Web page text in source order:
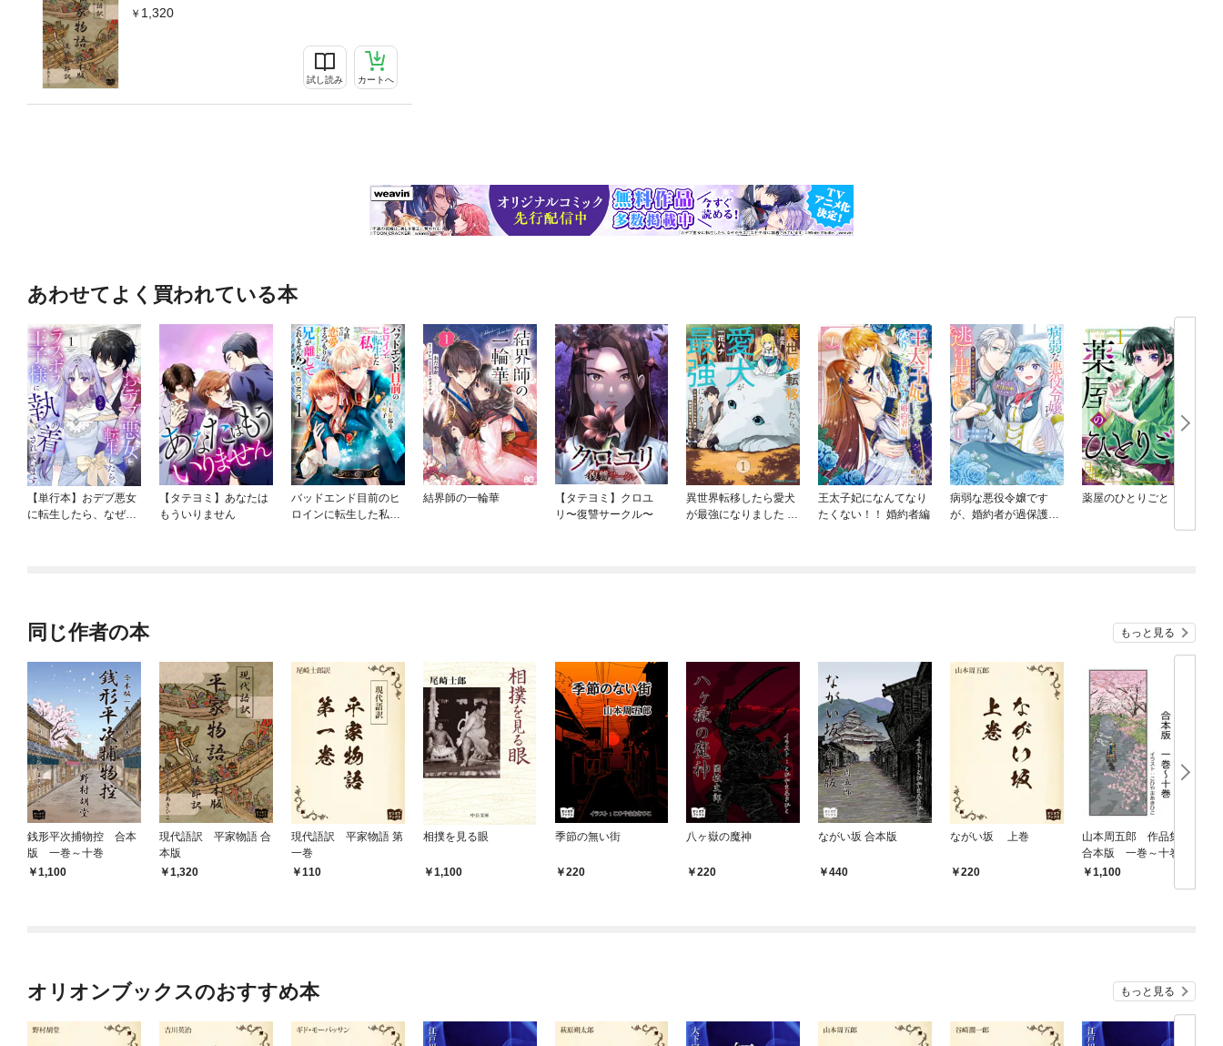
1,320
試し読み カートへ
あわせてよく買われている本
【単行本】おデブ悪女
に転生したら、なぜか
【タテヨミ】あなたは
もういりません
バッドエンド目前のヒ
ロインに転生した私、
結界師の一輪華
【タテヨミ】クロユ
リ〜復讐サークル〜
異世界転移したら愛犬
が最強になりました ～
王太子妃になんてなり
たくない！！ 婚約者編
病弱な悪役令嬢です
が、婚約者が過保護す
薬屋のひとりごと
同じ作者の本 もっと見る
銭形平次捕物控 合本
版 一巻～十巻
1,100
現代語訳 平家物語 合
本版
1,320
現代語訳 平家物語 第
一巻
110
相撲を見る眼
1,100
季節の無い街
220
八ヶ嶽の魔神
220
ながい坂 合本版
440
ながい坂 上巻
220
山本周五郎 作品集
合本版 一巻～十巻
1,100
オリオンブックスのおすすめ本 もっと見る